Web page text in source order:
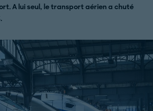
A lui seul, le transport aérien a chuté